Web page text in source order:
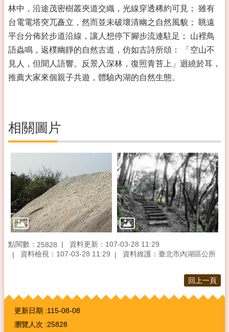
林中，沿途茂密樹叢夾道交織，光線穿透稀約可見； 雖有
台電電塔突兀矗立，然而並未破壞清幽之自然風貌； 眺遠
平台分佈於步道沿線，讓人想停下腳步流連駐足； 山裡鳥
語蟲鳴，返樸幽靜的自然古道，仿如古詩所頌： 「空山不
見人，但聞人語響。反景入深林，復照青苔上」迴繞於耳，
推薦大家來個親子共遊，體驗內湖的自然生態。
相關圖片
點閱數： 25828
資料更新：107-03-28 11:29
資料檢視：107-03-28 11:29
資料維護：臺北市內湖區公所
回上一頁
:::
更新日期
115-08-08
瀏覽人次 25828